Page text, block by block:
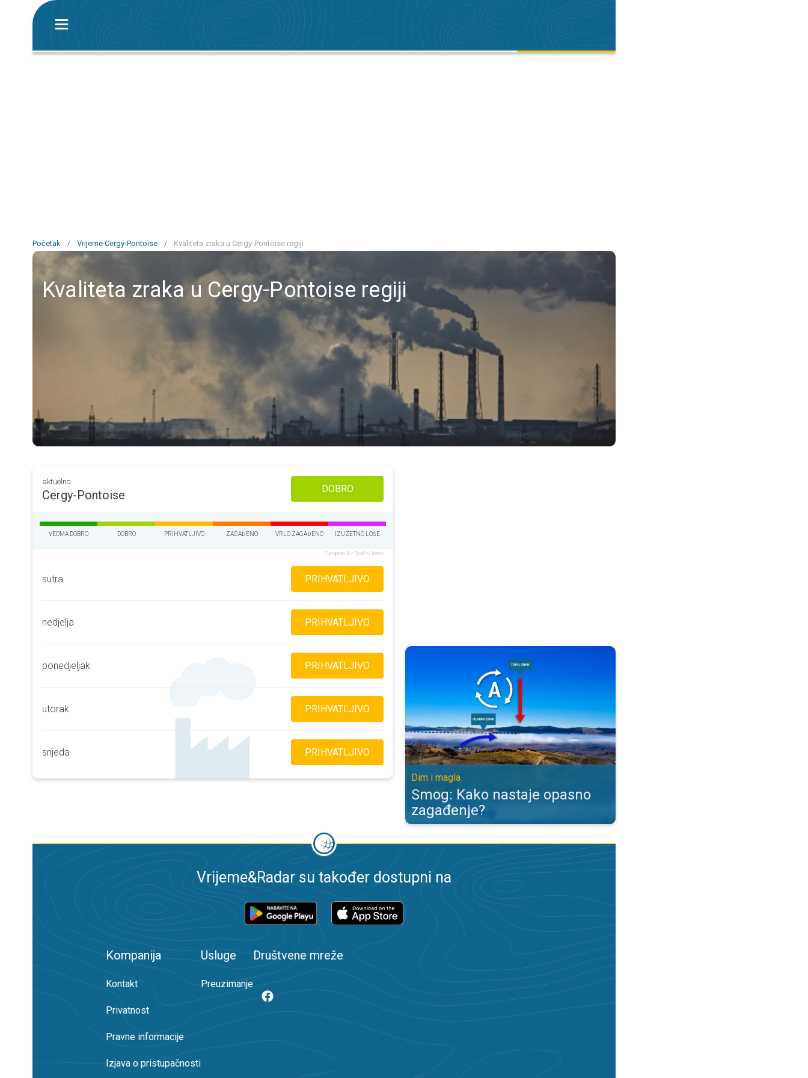
Početak / Vrijeme Cergy-Pontoise / Kvaliteta zraka u Cergy-Pontoise regiji
Kvaliteta zraka u Cergy-Pontoise regiji
aktuelno
Cergy-Pontoise DOBRO
VEOMA DOBRO DOBRO PRIHVATLJIVO ZAGAĐENO VRLO ZAGAĐENO IZUZETNO LOŠE
European Air Quality Index
sutra PRIHVATLJIVO
nedjelja PRIHVATLJIVO
ponedjeljak PRIHVATLJIVO
utorak PRIHVATLJIVO
srijeda PRIHVATLJIVO
Smog: Kako nastaje opasno zagađenje?. Dim i magla. . .
Dim i magla
Smog: Kako nastaje opasno
zagađenje?
Vrijeme&Radar su također dostupni na
Kompanija
Kontakt
Privatnost
Pravne informacije
Izjava o pristupačnosti
Usluge
Preuzimanje
Društvene mreže